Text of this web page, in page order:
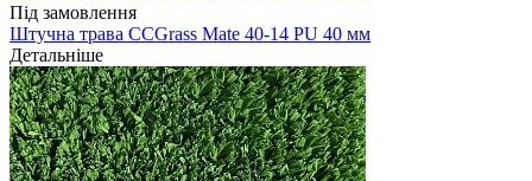
Під замовлення
Штучна трава CCGrass Mate 40-14 PU 40 мм
Детальніше